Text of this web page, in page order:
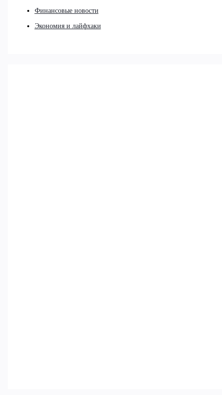
Финансовые новости
Экономия и лайфхаки